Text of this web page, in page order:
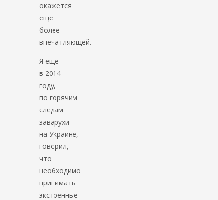
окажется
еще
более
впечатляющей.
Я еще
в 2014
году,
по горячим
следам
заварухи
на Украине,
говорил,
что
необходимо
принимать
экстренные